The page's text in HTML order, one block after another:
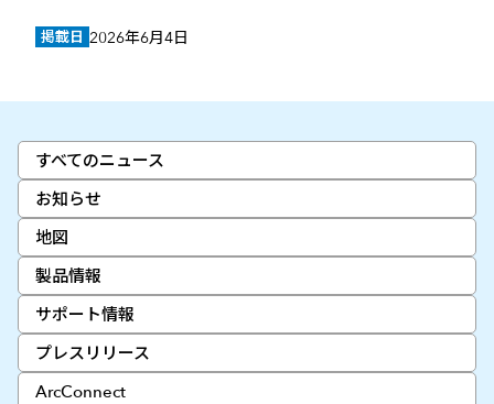
すべてのニュース
お知らせ
地図
製品情報
サポート情報
プレスリリース
ArcConnect
掲載日 2026年6月4日